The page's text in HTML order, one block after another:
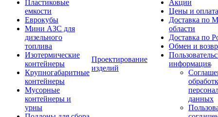
Пластиковые
емкости
Еврокубы
Мини АЗС для
дизельного
топлива
Изотермические
контейнеры
Крупногабаритные
контейнеры
Мусорные
контейнеры и
урны
Проектирование
изделий
Акции
Цены и оплата
Доставка по
области
Доставка по
Обмен и
информация
данных